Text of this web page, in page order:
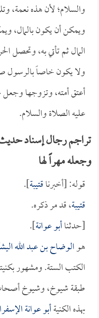
والسلام؛ لأن هذه نعمة،
ويمكن أن يكون بالمال،
المال ثم تأتي به، وتحصل
ولا يكون خاصاً بالرسول
أعتق أمته، وتزوجها وجعل
عليه الصلاة والسلام.
تراجم رجال إسناد
وجعله مهراً لها
قوله: [أخبرناقتيبة].
قتيبة، قد مر ذكره.
[حدثناأبو عوانة].
هوالوضاح بن عبد الله
الكتب الستة. ومشهور
طبقة شيوخ، وشيوخ
بهذه الكنيةأبو عوانة